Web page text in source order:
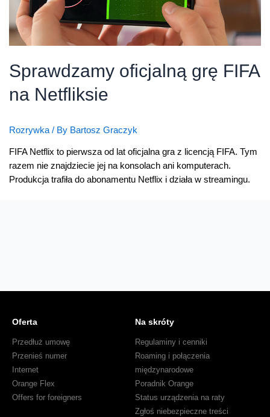
Sprawdzamy oficjalną grę FIFA
na Netfliksie
Rozrywka/ By Bartosz Graczyk
FIFA Netflix to pierwsza od lat oficjalna gra z licencją FIFA. Tym
razem nie znajdziecie jej na konsolach ani komputerach.
Produkcja trafiła do abonamentu Netflix i działa w streamingu.
Oferta
Przedłuż umowę
Przenieś numer
Internet
Orange Flex
Offers for foreigners
Na skróty
Regulaminy i cenniki
Roaming i połączenia
międzynarodowe
Poradnik Orange
Status urządzenia na raty
Zgłoś niebezpieczne treści